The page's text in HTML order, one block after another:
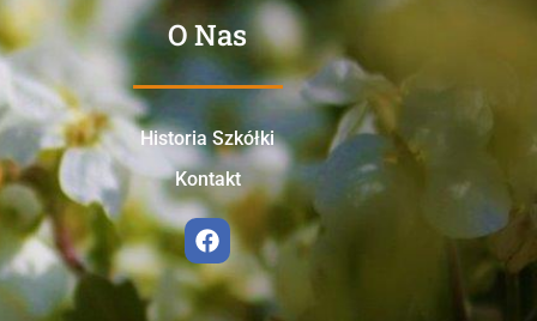
O Nas
Historia Szkółki
Kontakt